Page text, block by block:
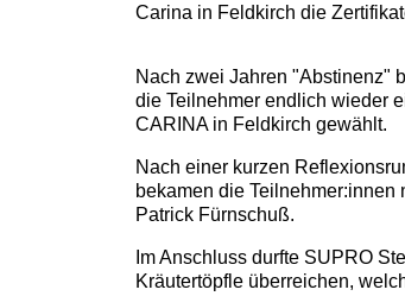
Carina in Feldkirch die
Nach zwei Jahren "Abstinenz"
die Teilnehmer endlich wieder
CARINA in Feldkirch gewählt.
Nach einer kurzen
bekamen die
Patrick Fürnschuß.
Im Anschluss durfte SUPRO
Kräutertöpfle überreichen,